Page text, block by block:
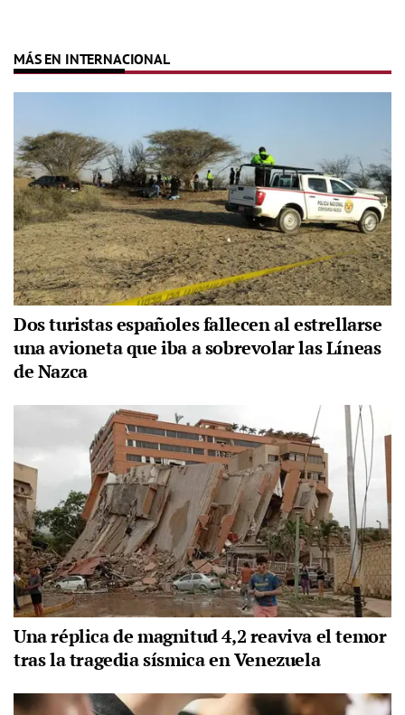
MÁS EN INTERNACIONAL
Dos turistas españoles fallecen al estrellarse
una avioneta que iba a sobrevolar las Líneas
de Nazca
Una réplica de magnitud 4,2 reaviva el temor
tras la tragedia sísmica en Venezuela